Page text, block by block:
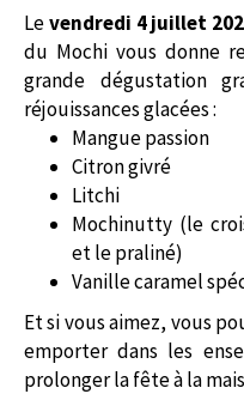
Levendredi 4 juillet
du Mochi vous donne
grande dégustation
réjouissances glacées :
Mangue passion
Citron givré
Litchi
Mochinutty (le
et le praliné)
Vanille caramel
Et si vous aimez, vous
emporter dans les
prolonger la fête à la